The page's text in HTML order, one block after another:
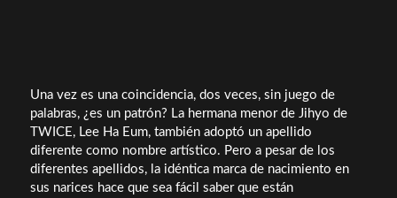
Una vez es una coincidencia, dos veces, sin juego de
palabras, ¿es un patrón? La hermana menor de Jihyo de
TWICE, Lee Ha Eum, también adoptó un apellido
diferente como nombre artístico. Pero a pesar de los
diferentes apellidos, la idéntica marca de nacimiento en
sus narices hace que sea fácil saber que están